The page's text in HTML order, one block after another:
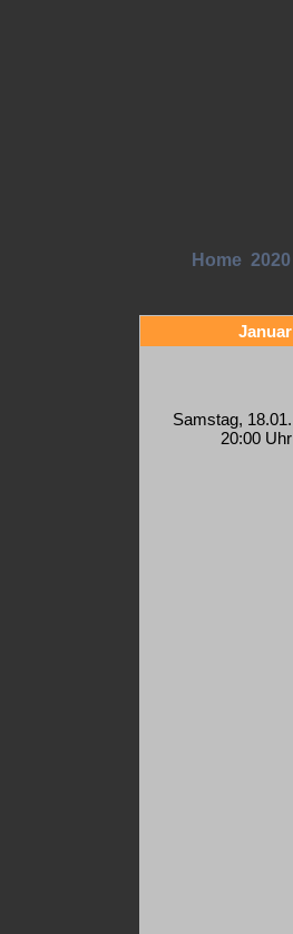
Home 2020
Januar
Samstag, 18.01.
20:00 Uhr